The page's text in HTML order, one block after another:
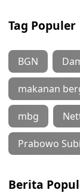
Tag Populer
BGN
makanan
mbg
Prabowo
Berita